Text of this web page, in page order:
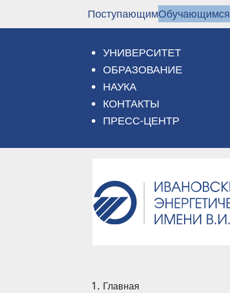
основному
ПоступающимОбучающимся
УНИВЕРСИТЕТ
ОБРАЗОВАНИЕ
НАУКА
КОНТАКТЫ
ПРЕСС-ЦЕНТР
Главная